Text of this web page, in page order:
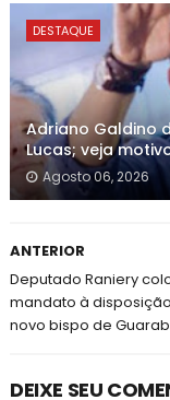
DESTAQUE
Adriano Galdino
Lucas; veja
Agosto 06, 2026
ANTERIOR
Deputado Raniery
mandato à
novo bispo de
DEIXE SEU